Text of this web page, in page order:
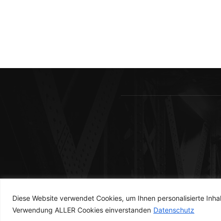
Diese Website verwendet Cookies, um Ihnen personalisierte
Verwendung ALLER Cookies einverstanden Datenschutz
© runOut Magazine 2023